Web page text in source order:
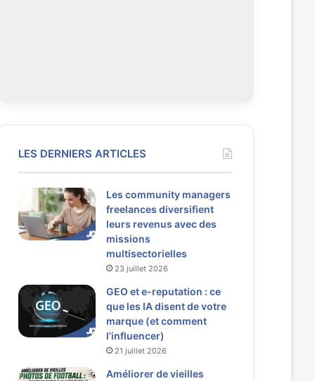
LES DERNIERS ARTICLES
Les community managers
freelances diversifient
leurs revenus avec des
missions
multisectorielles
23 juillet 2026
GEO et e-reputation : ce
que les IA disent de votre
marque (et comment
l’influencer)
21 juillet 2026
Améliorer de vieilles